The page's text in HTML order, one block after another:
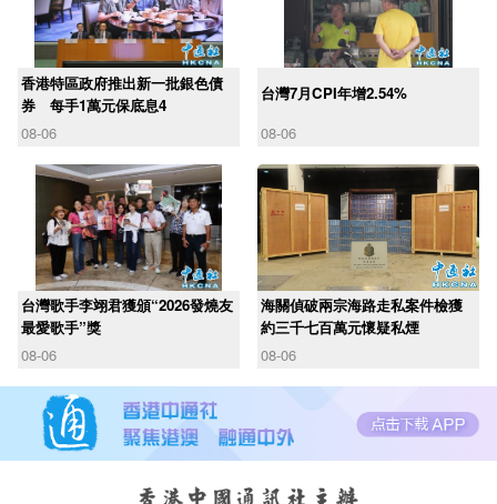
香港特區政府推出新一批銀色債
券 每手1萬元保底息4
08-06
台灣7月CPI年增2.54%
08-06
台灣歌手李翊君獲頒“2026發燒友
最愛歌手”獎
08-06
海關偵破兩宗海路走私案件檢獲
約三千七百萬元懷疑私煙
08-06